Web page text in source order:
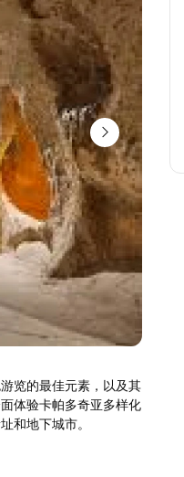
览的最佳元素，以及其
体验卡帕多奇亚多样化
和地下城市。